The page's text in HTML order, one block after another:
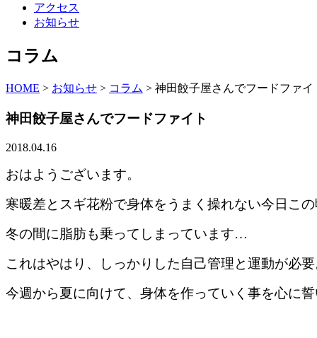
アクセス
お知らせ
コラム
HOME > お知らせ > コラム > 神田餃子屋さんでフードファイ
神田餃子屋さんでフードファイト
2018.04.16
おはようございます。
寒暖差とスギ花粉で身体をうまく操れない今日こ
冬の間に脂肪も乗ってしまっています…
これはやはり、しっかりした自己管理と運動が必
今週から夏に向けて、身体を作っていく事を心に